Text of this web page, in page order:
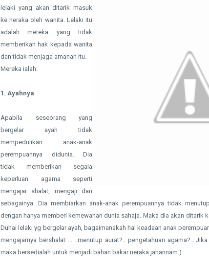
lelaki yang akan ditarik masuk
ke neraka oleh wanita. Lelaki itu
adalah mereka yang tidak
memberikan hak kepada wanita
dan tidak menjaga amanah itu.
Mereka ialah:
1. Ayahnya
Apabila seseorang yang
bergelar ayah tidak
mempedulikan anak-anak
perempuannya didunia. Dia
tidak memberikan segala
keperluan agama seperti
mengajar shalat, mengaji dan
sebagainya. Dia membiarkan anak-anak perempuannya tidak
dengan hanya memberi kemewahan dunia sahaja. Maka dia akan ditarik
Duhai lelaki yg bergelar ayah, bagaimanakah hal keadaan anak
mengajarnya bershalat ... ..menutup aurat?.. pengetahuan agama?..
maka bersedialah untuk menjadi bahan bakar neraka jahannam.)